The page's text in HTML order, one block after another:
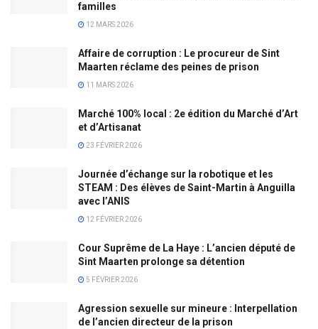
familles
12 MARS 2026
Affaire de corruption : Le procureur de Sint
Maarten réclame des peines de prison
11 MARS 2026
Marché 100% local : 2e édition du Marché d’Art
et d’Artisanat
23 FÉVRIER 2026
Journée d’échange sur la robotique et les
STEAM : Des élèves de Saint-Martin à Anguilla
avec l’ANIS
12 FÉVRIER 2026
Cour Suprême de La Haye : L’ancien député de
Sint Maarten prolonge sa détention
5 FÉVRIER 2026
Agression sexuelle sur mineure : Interpellation
de l’ancien directeur de la prison